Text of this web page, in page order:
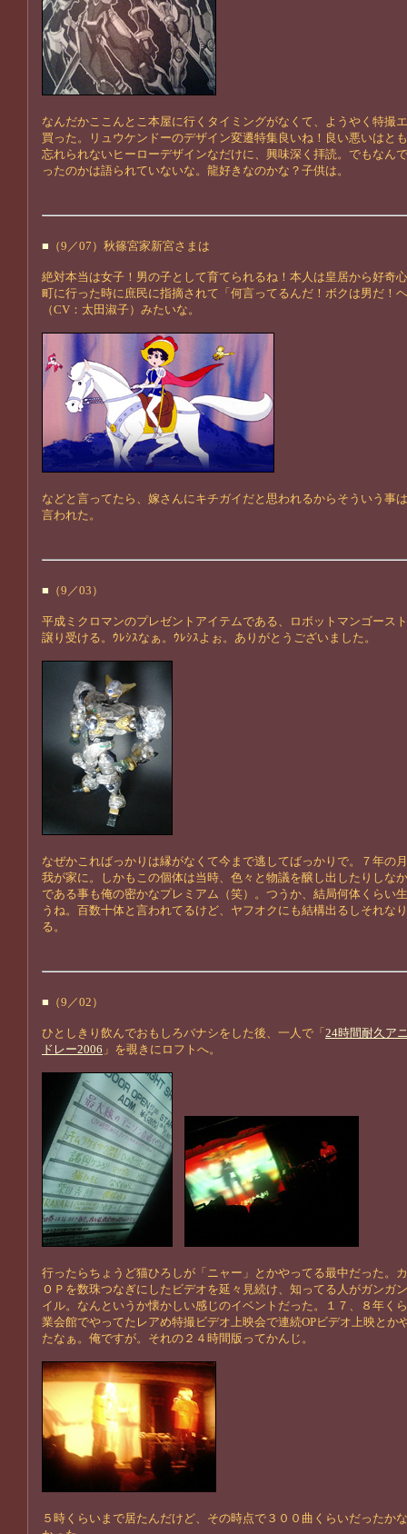
なんだかここんとこ本屋に行くタイミングがなくて、ようやく特撮
買った。リュウケンドーのデザイン変遷特集良いね！良い悪いはと
忘れられないヒーローデザインなだけに、興味深く拝読。でもなん
ったのかは語られていないな。龍好きなのかな？子供は。
■ （9／07）秋篠宮家新宮さまは
絶対本当は女子！男の子として育てられるね！本人は皇居から好奇
町に行った時に庶民に指摘されて「何言ってるんだ！ボクは男だ！
（CV：太田淑子）みたいな。
などと言ってたら、嫁さんにキチガイだと思われるからそういう事
言われた。
■ （9／03）
平成ミクロマンのプレゼントアイテムである、ロボットマンゴース
譲り受ける。ｳﾚｼｽなぁ。ｳﾚｼｽよぉ。ありがとうございました。
なぜかこればっかりは縁がなくて今まで逃してばっかりで。７年の
我が家に。しかもこの個体は当時、色々と物議を醸し出したりしな
である事も俺の密かなプレミアム（笑）。つうか、結局何体くらい
うね。百数十体と言われてるけど、ヤフオクにも結構出るしそれな
る。
■ （9／02）
ひとしきり飲んでおもしろバナシをした後、一人で「 24時間耐久ア
ドレー2006 」を覗きにロフトへ。
行ったらちょうど猫ひろしが「ニャー」とかやってる最中だった。
ＯＰを数珠つなぎにしたビデオを延々見続け、知ってる人がガンガ
イル。なんというか懐かしい感じのイベントだった。１７、８年く
業会館でやってたレアめ特撮ビデオ上映会で連続OPビデオ上映とか
たなぁ。俺ですが。それの２４時間版ってかんじ。
５時くらいまで居たんだけど、その時点で３００曲くらいだったか